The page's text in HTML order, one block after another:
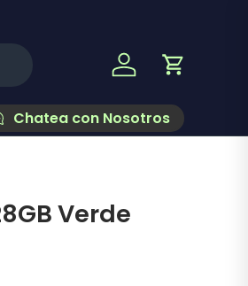
Iniciar sesión
Carrito
Chatea con Nosotros
Verde